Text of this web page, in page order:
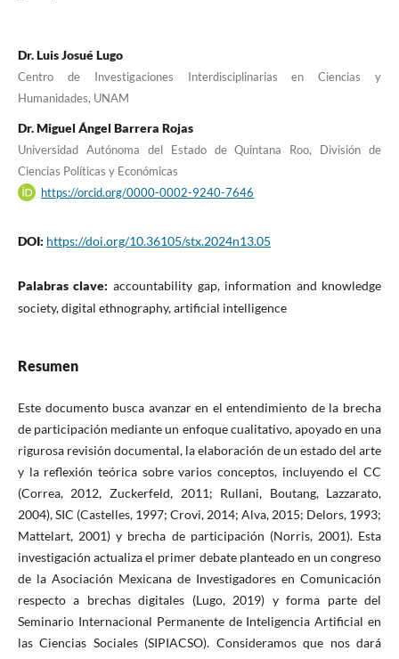
Dr. Luis Josué Lugo
Centro de Investigaciones Interdisciplinarias en Ciencias y
Humanidades, UNAM
Dr. Miguel Ángel Barrera Rojas
Universidad Autónoma del Estado de Quintana Roo, División de
Ciencias Políticas y Económicas
https://orcid.org/0000-0002-9240-7646
DOI: https://doi.org/10.36105/stx.2024n13.05
Palabras clave: accountability gap, information and knowledge
society, digital ethnography, artificial intelligence
Resumen
Este documento busca avanzar en el entendimiento de la brecha
de participación mediante un enfoque cualitativo, apoyado en una
rigurosa revisión documental, la elaboración de un estado del arte
y la reflexión teórica sobre varios conceptos, incluyendo el CC
(Correa, 2012, Zuckerfeld, 2011; Rullani, Boutang, Lazzarato,
2004), SIC (Castelles, 1997; Crovi, 2014; Alva, 2015; Delors, 1993;
Mattelart, 2001) y brecha de participación (Norris, 2001). Esta
investigación actualiza el primer debate planteado en un congreso
de la Asociación Mexicana de Investigadores en Comunicación
respecto a brechas digitales (Lugo, 2019) y forma parte del
Seminario Internacional Permanente de Inteligencia Artificial en
las Ciencias Sociales (SIPIACSO). Consideramos que nos dará